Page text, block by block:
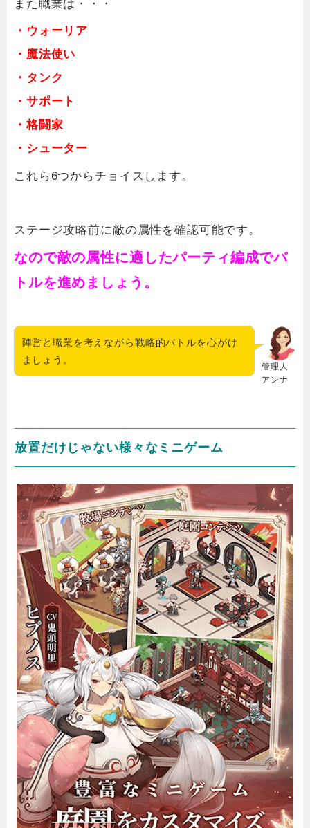
また職業は・・・
・ウォーリア
・魔法使い
・タンク
・サポート
・格闘家
・シューター
これら6つからチョイスします。
ステージ攻略前に敵の属性を確認可能です。
なので敵の属性に適したパーティ編成でバ
トルを進めましょう。
管理人
アンナ
陣営と職業を考えながら戦略的バトルを心がけ
ましょう。
放置だけじゃない様々なミニゲーム